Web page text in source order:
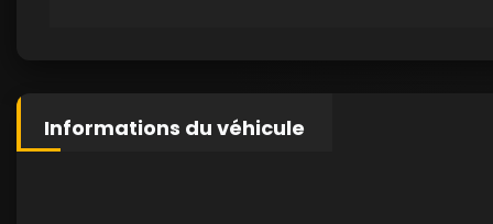
Informations du véhicule